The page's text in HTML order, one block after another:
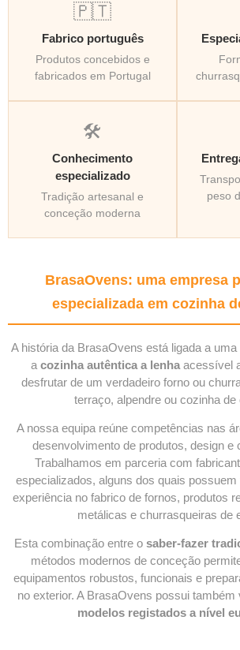
🇵🇹
Fabrico português
Produtos concebidos e
fabricados em Portugal
🛠️
Conhecimento
especializado
Tradição artesanal e
conceção moderna
peso
BrasaOvens: uma empresa
especializada em cozinha
A história da BrasaOvens está ligada a
a cozinha autêntica a lenha acessível
desfrutar de um verdadeiro forno ou
terraço, alpendre ou cozinha de
A nossa equipa reúne competências nas
desenvolvimento de produtos, design e
Trabalhamos em parceria com
especializados, alguns dos quais
experiência no fabrico de fornos, produtos
metálicas e churrasqueiras de
Esta combinação entre o saber-fazer
métodos modernos de conceção
equipamentos robustos, funcionais e
no exterior. A BrasaOvens possui também
modelos registados a nível